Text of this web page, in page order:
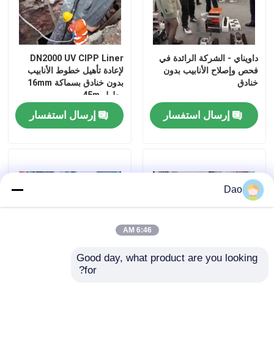
داويناي - الشركة الرائدة في
فحص وإصلاح الأنابيب بدون
خنادق
إرسال استفسار
DN2000 UV CIPP Liner
لإعادة تأهيل خطوط الأنابيب
بدون خنادق بسماكة 16mm
وطول 45m
إرسال استفسار
بناء أنابيب بدون خنادق أداء
Dao
6:46 AM
Good day, what product are you looking
for?